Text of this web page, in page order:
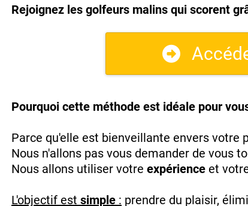
Rejoignez les golfeurs malins qui scorent
Pourquoi cette méthode est idéale pour
Parce qu'elle est bienveillante envers votre
Nous n'allons pas vous demander de vous
Nous allons utiliser votre expérience et
L'objectif est simple : prendre du plaisir,